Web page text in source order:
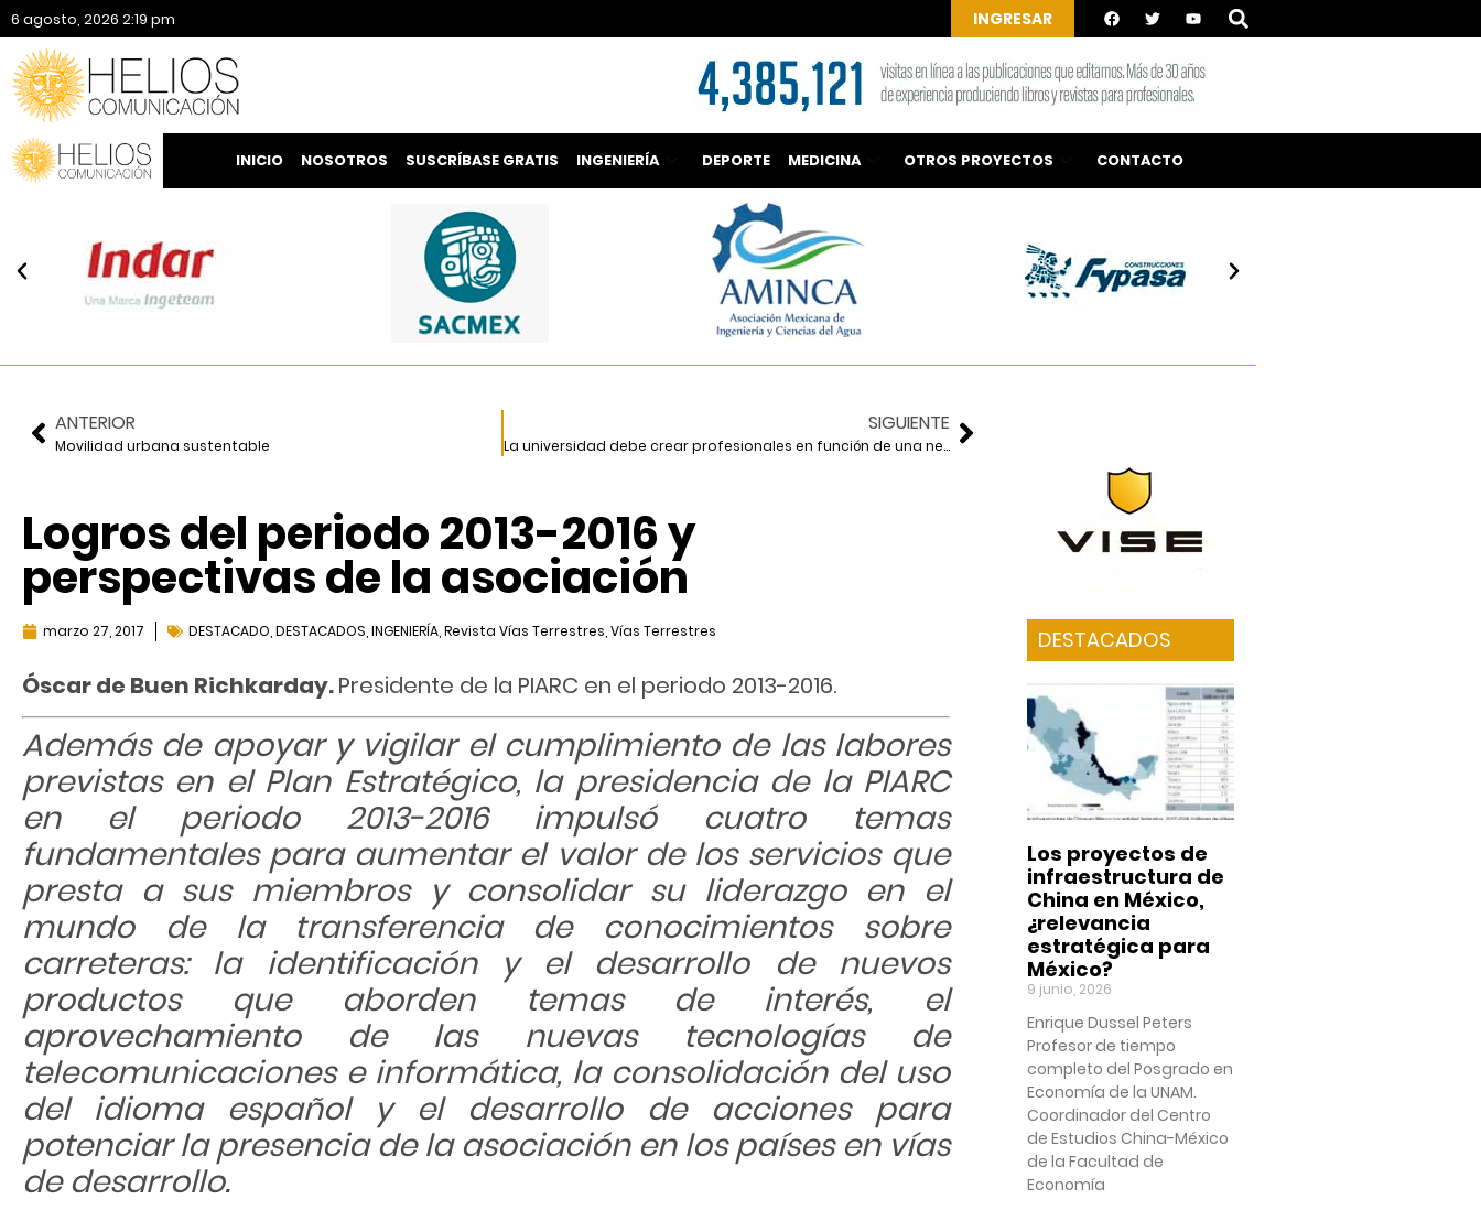
6 agosto, 2026 2:19 pm INGRESAR
INICIO NOSOTROS SUSCRÍBASE GRATIS INGENIERÍA DEPORTE MEDICINA OTROS PROYECTOS CONTACTO
ANTERIOR
Movilidad urbana sustentable
SIGUIENTE
La universidad debe crear profesionales en función de una necesidad social
Logros del periodo 2013-2016 y
perspectivas de la asociación
marzo 27, 2017 DESTACADO DESTACADOS INGENIERÍA Revista Vías Terrestres Vías Terrestres
Óscar de Buen Richkarday.Presidente de la PIARC en el periodo 2013-2016.
Además de apoyar y vigilar el cumplimiento de las labores
previstas en el Plan Estratégico, la presidencia de la PIARC
en el periodo 2013-2016 impulsó cuatro temas
fundamentales para aumentar el valor de los servicios que
presta a sus miembros y consolidar su liderazgo en el
mundo de la transferencia de conocimientos sobre
carreteras: la identificación y el desarrollo de nuevos
productos que aborden temas de interés, el
aprovechamiento de las nuevas tecnologías de
telecomunicaciones e informática, la consolidación del uso
del idioma español y el desarrollo de acciones para
potenciar la presencia de la asociación en los países en vías
de desarrollo.
DESTACADOS
Los proyectos de
infraestructura de
China en México,
¿relevancia
estratégica para
México?
9 junio, 2026
Enrique Dussel Peters
Profesor de tiempo
completo del Posgrado en
Economía de la UNAM.
Coordinador del Centro
de Estudios China-México
de la Facultad de
Economía